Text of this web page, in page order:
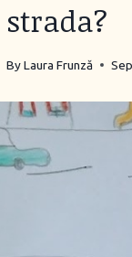
strada?
ByLaura Frunză